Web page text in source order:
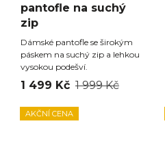
pantofle na suchý
zip
Dámské pantofle se širokým
páskem na suchý zip a lehkou
vysokou podešví.
1 499 Kč 1 999 Kč
AKČNÍ CENA